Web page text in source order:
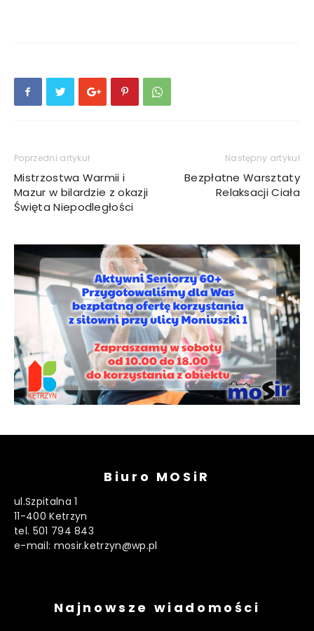
Poprzedni artykuł
Mistrzostwa Warmii i
Mazur w bilardzie z okazji
Święta Niepodległości
Następny artykuł
Bezpłatne Warsztaty
Relaksacji Ciała
Biuro MOSiR
ul.Szpitalna 1
11-400 Ketrzyn
tel. 501 794 843
e-mail: mosir.ketrzyn@wp.pl
Najnowsze wiadomości